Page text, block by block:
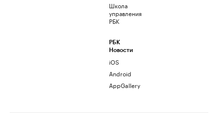
Школа
управления
РБК
РБК
Новости
iOS
Android
AppGallery